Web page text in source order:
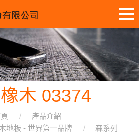
木 03374
產品介紹
地板 - 世界第一品牌
森系列